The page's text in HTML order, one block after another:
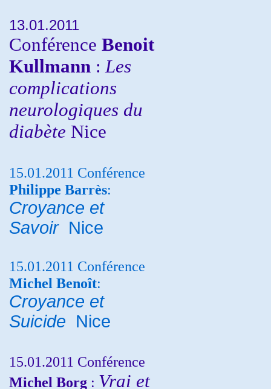
13.01.2011
Conférence Benoit
Kullmann : Les
complications
neurologiques du
diabète Nice
15.01.2011 Conférence
Philippe Barrès:
Croyance et
Savoir Nice
15.01.2011 Conférence
Michel Benoît:
Croyance et
Suicide Nice
15.01.2011 Conférence
Michel Borg : Vrai et